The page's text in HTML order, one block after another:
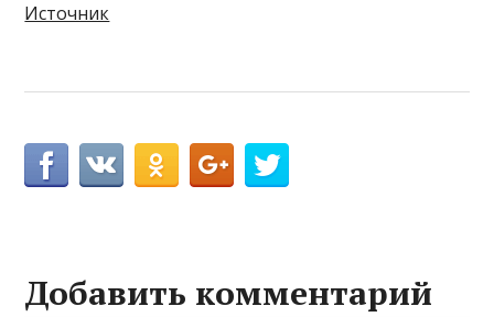
Источник
Добавить комментарий